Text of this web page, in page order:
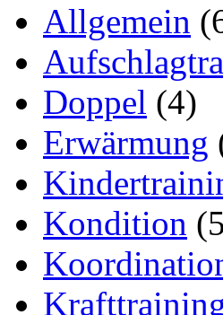
Allgemein
Doppel (4)
Erwärmung
Kondition